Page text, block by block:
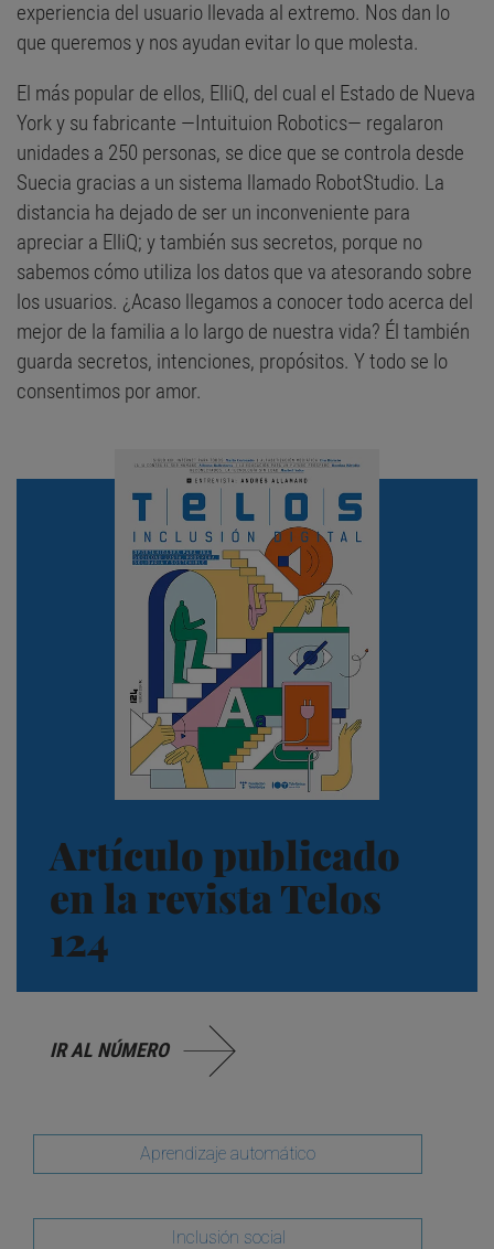
experiencia del usuario llevada al extremo. Nos dan lo
que queremos y nos ayudan evitar lo que molesta.
El más popular de ellos, ElliQ, del cual el Estado de Nueva
York y su fabricante —Intuituion Robotics— regalaron
unidades a 250 personas, se dice que se controla desde
Suecia gracias a un sistema llamado RobotStudio. La
distancia ha dejado de ser un inconveniente para
apreciar a ElliQ; y también sus secretos, porque no
sabemos cómo utiliza los datos que va atesorando sobre
los usuarios. ¿Acaso llegamos a conocer todo acerca del
mejor de la familia a lo largo de nuestra vida? Él también
guarda secretos, intenciones, propósitos. Y todo se lo
consentimos por amor.
Artículo publicado
en la revista Telos
124
IR AL NÚMERO
Aprendizaje automático
Inclusión social